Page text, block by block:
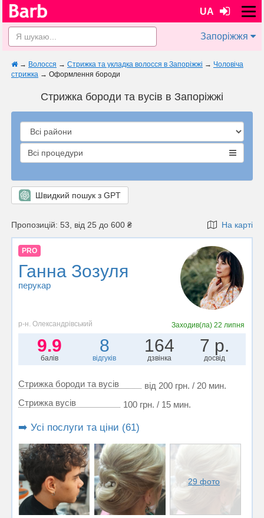
UA
Запоріжжя
→ Волосся → Стрижка та укладка волосся в Запоріжжі → Чоловіча
стрижка → Оформлення бороди
Стрижка бороди та вусів в Запоріжжі
Всі процедури
Швидкий пошук з GPT
Пропозицій: 53, від 25 до 600 ₴ На карті
PRO
Ганна Зозуля
перукар
р-н. Олександрівський Заходив(ла) 22 липня
9.9
балів
8
відгуків
164
дзвінка
7 р.
досвід
Стрижка бороди та вусів
від 200 грн. / 20 мин.
Стрижка вусів
100 грн. / 15 мин.
➡️ Усі послуги та ціни (61)
29 фото